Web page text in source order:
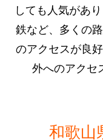
しても人気があ
鉄など、多くの
のアクセスが良
外へのアクセ
和歌山